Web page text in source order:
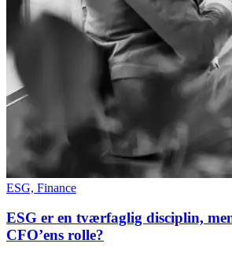
ESG, Finance
ESG er en tværfaglig disciplin,
CFO’ens rolle?